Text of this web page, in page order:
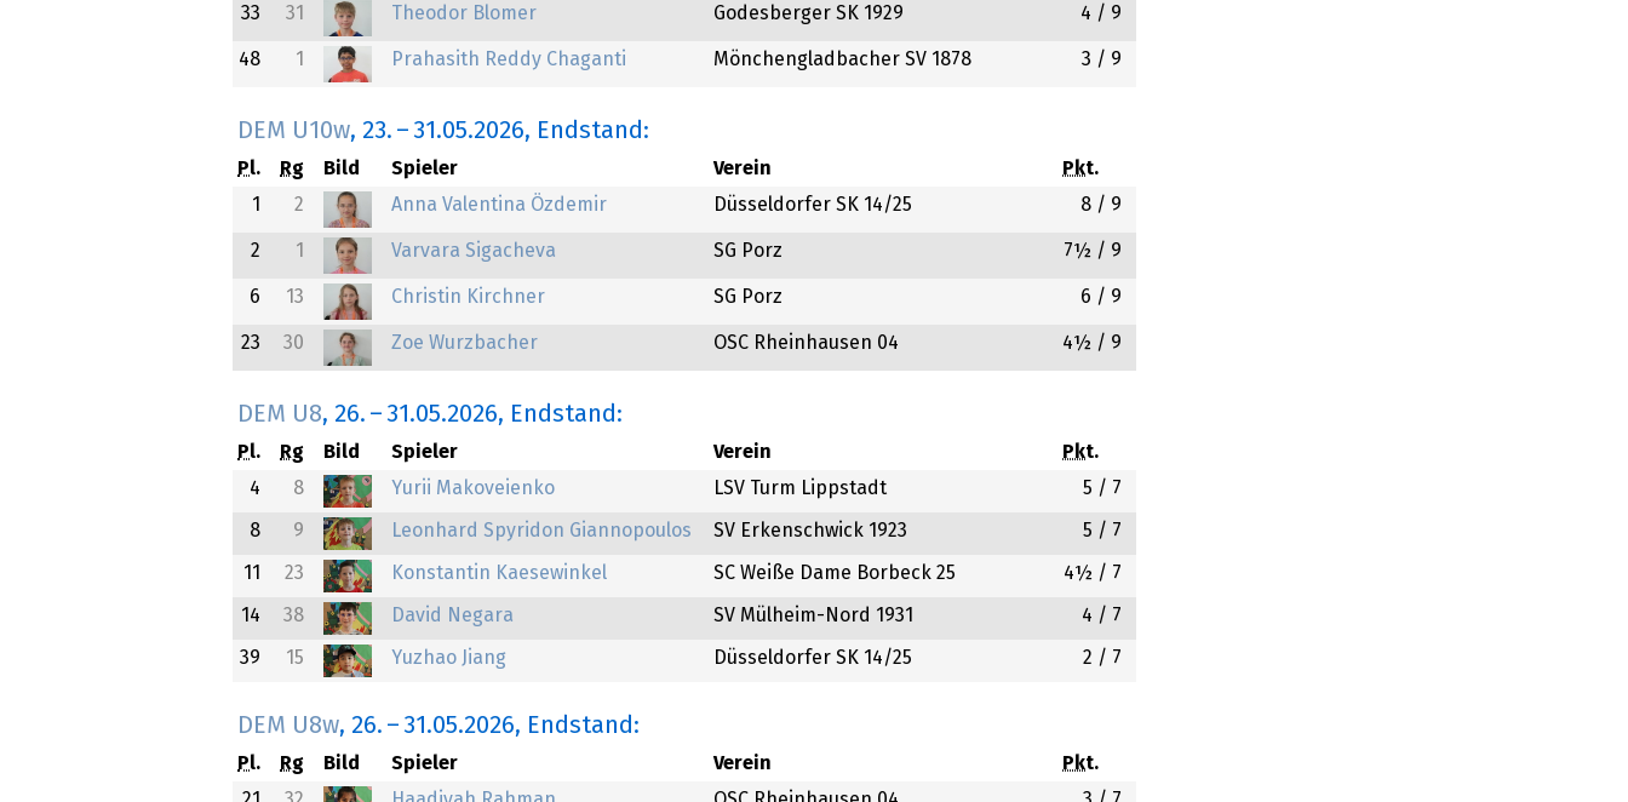
33 31 Theodor Blomer Godesberger SK 1929 4 / 9
48 1 Prahasith Reddy Chaganti Mönchengladbacher SV 1878 3 / 9
DEM U10w, 23. – 31.05.2026, Endstand:
Pl. Rg Bild Spieler Verein
Pkt.
1
2 Anna Valentina Özdemir Düsseldorfer SK 14/25 8 / 9
2 1 Varvara Sigacheva SG Porz 7½ / 9
6 13 Christin Kirchner SG Porz 6 / 9
23 30 Zoe Wurzbacher OSC Rheinhausen 04 4½ / 9
DEM U8, 26. – 31.05.2026, Endstand:
Pl. Rg Bild Spieler Verein
Pkt.
4
8 Yurii Makoveienko LSV Turm Lippstadt 5 / 7
8 9 Leonhard Spyridon Giannopoulos SV Erkenschwick 1923 5 / 7
11 23 Konstantin Kaesewinkel SC Weiße Dame Borbeck 25 4½ / 7
14 38 David Negara SV Mülheim-Nord 1931 4 / 7
39 15 Yuzhao Jiang Düsseldorfer SK 14/25 2 / 7
DEM U8w, 26. – 31.05.2026, Endstand:
Pl. Rg Bild Spieler Verein
Pkt.